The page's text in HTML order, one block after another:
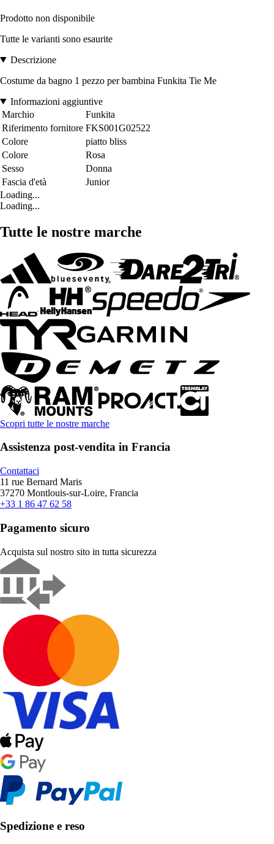
Prodotto non disponibile
Tutte le varianti sono esaurite
Descrizione
Costume da bagno 1 pezzo per bambina Funkita Tie Me
Informazioni aggiuntive
Marchio
Funkita
Riferimento fornitore FKS001G02522
Colore
piatto bliss
Colore
Rosa
Sesso
Donna
Fascia d'età
Junior
Loading...
Loading...
Tutte le nostre marche
Scopri tutte le nostre marche
Assistenza post-vendita in Francia
Contattaci
11 rue Bernard Maris
37270 Montlouis-sur-Loire, Francia
+33 1 86 47 62 58
Pagamento sicuro
Acquista sul nostro sito in tutta sicurezza
Spedizione e reso